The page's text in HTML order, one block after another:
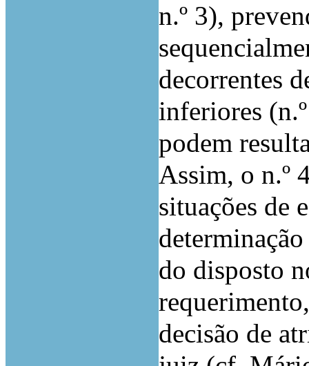
n.º 3),
decorrentes
inferiores
podem
Assim, o n.º
situações de
do disposto
decisão de